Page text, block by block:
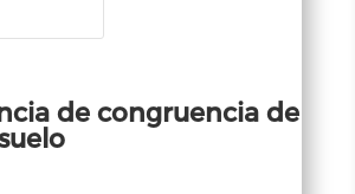
de congruencia de